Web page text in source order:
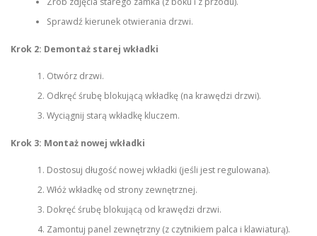
Sprawdź kierunek otwierania drzwi.
Krok 2: Demontaż starej wkładki
Otwórz drzwi.
Odkręć śrubę blokującą wkładkę (na krawędzi drzwi).
Wyciągnij starą wkładkę kluczem.
Krok 3: Montaż nowej wkładki
Dostosuj długość nowej wkładki (jeśli jest regulowana).
Włóż wkładkę od strony zewnętrznej.
Dokręć śrubę blokującą od krawędzi drzwi.
Zamontuj panel zewnętrzny (z czytnikiem palca i klawiaturą).